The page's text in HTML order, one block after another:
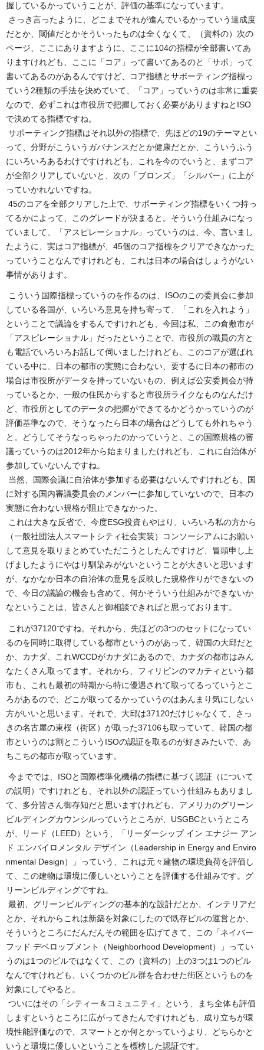
握しているかっていうことが、評価の基準になっています。
さっき言ったように、どこまでそれが進んでいるかっていう達成度
だとか、閾値だとかそういったものは全くなくて、（資料の）次の
ページ、ここにありますように、ここに104の指標が全部書いてあ
りますけれども、ここに「コア」って書いてあるのと「サポ」って
書いてあるのがあるんですけど、コア指標とサポーティング指標っ
ていう2種類の手法を決めていて、「コア」っていうのは非常に重要
なので、必ずこれは市役所で把握しておく必要がありますねとISO
で決めてる指標ですね。
サポーティング指標はそれ以外の指標で、先ほどの19のテーマとい
って、分野がこういうガバナンスだとか健康だとか、こういうふう
にいろいろあるわけですけれども、これを今のでいうと、まずコア
が全部クリアしていないと、次の「ブロンズ」「シルバー」に上が
っていかれないですね。
45のコアを全部クリアした上で、サポーティング指標をいくつ持っ
てるかによって、このグレードが決まると。そういう仕組みになっ
ていまして、「アスピレーショナル」っていうのは、今、言いまし
たように、実はコア指標が、45個のコア指標をクリアできなかった
っていうことなんですけれども、これは日本の場合はしょうがない
事情があります。
こういう国際指標っていうのを作るのは、ISOのこの委員会に参加
している各国が、いろいろ意見を持ち寄って、「これを入れよう」
ということで議論をするんですけれども、今回は私、この倉敷市が
「アスピレーショナル」だったということで、市役所の職員の方と
も電話でいろいろお話して伺いましたけれども、このコアが選ばれ
ている中に、日本の都市の実態に合わない、要するに日本の都市の
場合は市役所がデータを持っていないもの、例えば公安委員会が持
っているとか、一般の住民からすると市役所ライクなものなんだけ
ど、市役所としてのデータの把握ができてるかどうかっていうのが
評価基準なので、そうなったら日本の場合はどうしても外れちゃう
と。どうしてそうなっちゃったのかっていうと、この国際規格の審
議っていうのは2012年から始まりましたけれども、これに自治体が
参加していないんですね。
当然、国際会議に自治体が参加する必要はないんですけれども、国
に対する国内審議委員会のメンバーに参加していないので、日本の
実態に合わない規格が阻止できなかった。
これは大きな反省で、今度ESG投資もやはり、いろいろ私の方から
（一般社団法人スマートシティ社会実装）コンソーシアムにお願い
して意見を取りまとめていただこうとしたんですけど、冒頭申し上
げましたようにやはり馴染みがないということが大きいと思います
が、なかなか日本の自治体の意見を反映した規格作りができないの
で、今日の議論の機会も含めて、何かそういう仕組みができないか
なということは、皆さんと御相談できればと思っております。
これが37120ですね。それから、先ほどの3つのセットになってい
るのを同時に取得している都市というのがあって、韓国の大邱だと
か、カナダ、これWCCDがカナダにあるので、カナダの都市はみん
なたくさん取ってます。それから、フィリピンのマカティという都
市も、これも最初の時期から特に優遇されて取ってるっていうとこ
ろがあるので、どこが取ってるかっていうのはあんまり気にしない
方がいいと思います。それで、大邱は37120だけじゃなくて、さっ
きの名古屋の東桜（街区）が取った37106も取っていて、韓国の都
市というのは割とこういうISOの認証を取るのが好きみたいで、あ
ちこちの都市が取っています。
今まででは、ISOと国際標準化機構の指標に基づく認証（について
の説明）ですけれども、それ以外の認証っていう仕組みもありまし
て、多分皆さん御存知だと思いますけれども、アメリカのグリーン
ビルディングカウンシルっていうところが、USGBCというところ
が、リード（LEED）という、「リーダーシップ イン エナジー アン
ド エンバイロメンタル デザイン（Leadership in Energy and Enviro
nmental Design）」っていう、これは元々建物の環境負荷を評価し
て、この建物は環境に優しいということを評価する仕組みです。グ
リーンビルディングですね。
最初、グリーンビルディングの基本的な設計だとか、インテリアだ
とか、それからこれは新築を対象にしたので既存ビルの運営とか、
そういうところにだんだんその範囲を広げてきて、この「ネイバー
フッド デベロップメント（Neighborhood Development）」ってい
うのは1つのビルではなくて、この（資料の）上の3つは1つのビル
なんですけれども、いくつかのビル群を合わせた街区というものを
対象にしてやると。
ついにはその「シティー＆コミュニティ」という、まち全体も評価
しますというところに広がってきたんですけれども、成り立ちが環
境性能評価なので、スマートとか何とかっていうより、どちらかと
いうと環境に優しいということを標榜した認証です。